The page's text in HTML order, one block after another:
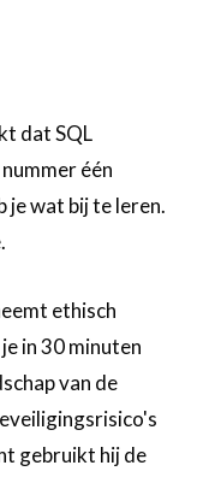
dat SQL
één
je wat bij te leren.
ethisch
in 30 minuten
van de
gebruikt hij de